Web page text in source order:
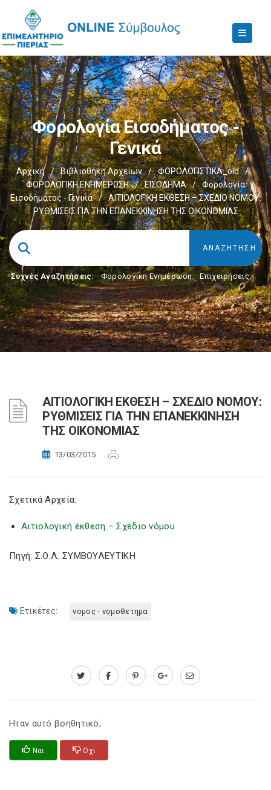
Φορολογία Εισοδήματος -
Γενικά
Αρχική / Βιβλιοθήκη Αρχείων / ΦΟΡΟΛΟΓΙΣΤΙΚΑ_old
/
ΦΟΡΟΛΟΓΙΚΗ ΕΝΗΜΕΡΩΣΗ
/ ΕΙΣΟΔΗΜΑ /
Φορολογία
Εισοδήματος - Γενικά
/
ΑΙΤΙΟΛΟΓΙΚΗ ΕΚΘΕΣΗ – ΣΧΕΔΙΟ ΝΟΜΟΥ:
ΡΥΘΜΙΣΕΙΣ ΓΙΑ ΤΗΝ ΕΠΑΝΕΚΚΙΝΗΣΗ ΤΗΣ ΟΙΚΟΝΟΜΙΑΣ
Συχνές Αναζητήσεις: Φορολογικη Ενημέρωση, Επιχειρήσεις
ΑΙΤΙΟΛΟΓΙΚΗ ΕΚΘΕΣΗ – ΣΧΕΔΙΟ ΝΟΜΟΥ:
ΡΥΘΜΙΣΕΙΣ ΓΙΑ ΤΗΝ ΕΠΑΝΕΚΚΙΝΗΣΗ
ΤΗΣ ΟΙΚΟΝΟΜΙΑΣ
13/03/2015
Σχετικά Αρχεία:
Αιτιολογική έκθεση – Σχέδιο νόμου
Πηγή: Σ.Ο.Λ. ΣΥΜΒΟΥΛΕΥΤΙΚΗ
Ετικέτες: νομος - νομοθετημα
Ηταν αυτό βοηθητικό;
Ναι Οχι